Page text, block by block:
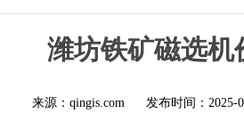
潍坊铁矿磁选机
来源：qingis.com 发布时间： 2025-